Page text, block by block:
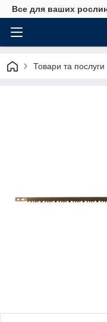
Все для ваших
Товари та послуги